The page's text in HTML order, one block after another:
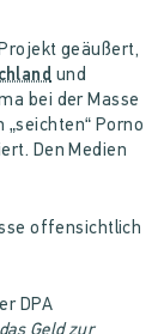
geäußert,
und
bei der Masse
Porno
Den Medien
offensichtlich
DPA